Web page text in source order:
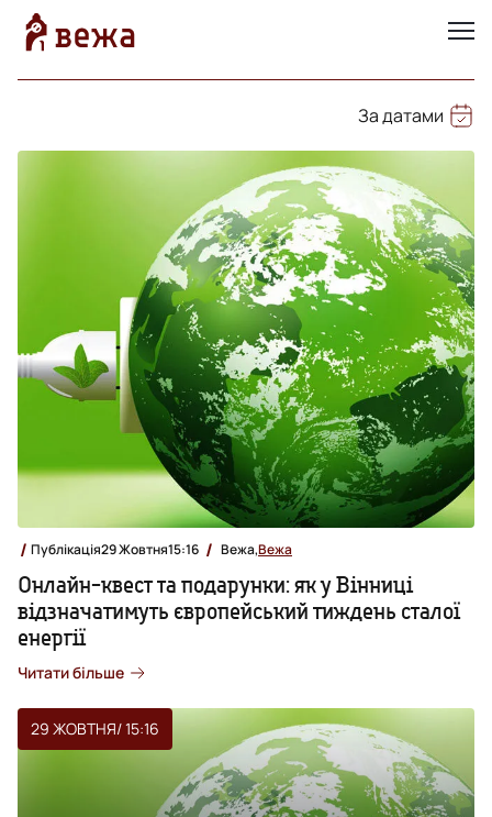
За датами
Публікація29 Жовтня15:16 Вежа,Вежа
Онлайн-квест та подарунки: як у Вінниці
відзначатимуть європейський тиждень сталої
енергії
Читати більше
29 ЖОВТНЯ/ 15:16